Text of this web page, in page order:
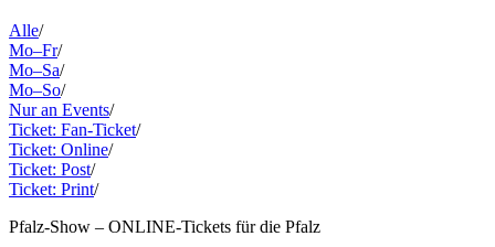
Alle/
Mo–Fr/
Mo–Sa/
Mo–So/
Nur an Events/
Ticket: Fan-Ticket/
Ticket: Online/
Ticket: Post/
Ticket: Print/
Pfalz-Show – ONLINE-Tickets für die Pfalz